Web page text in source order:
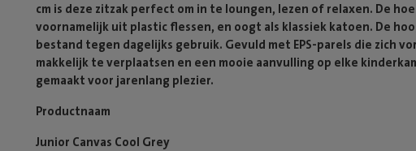
cm is deze zitzak perfect om in te loungen, lezen of relaxen. De
voornamelijk uit plastic flessen, en oogt als klassiek katoen. De
bestand tegen dagelijks gebruik. Gevuld met EPS-parels die zich
makkelijk te verplaatsen en een mooie aanvulling op elke
gemaakt voor jarenlang plezier.
Productnaam
Junior Canvas Cool Grey